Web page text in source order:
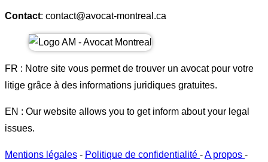
Contact: contact@avocat-montreal.ca
FR : Notre site vous permet de trouver un avocat pour votre
litige grâce à des informations juridiques gratuites.
EN : Our website allows you to get inform about your legal
issues.
Mentions légales - Politique de confidentialité -A propos -